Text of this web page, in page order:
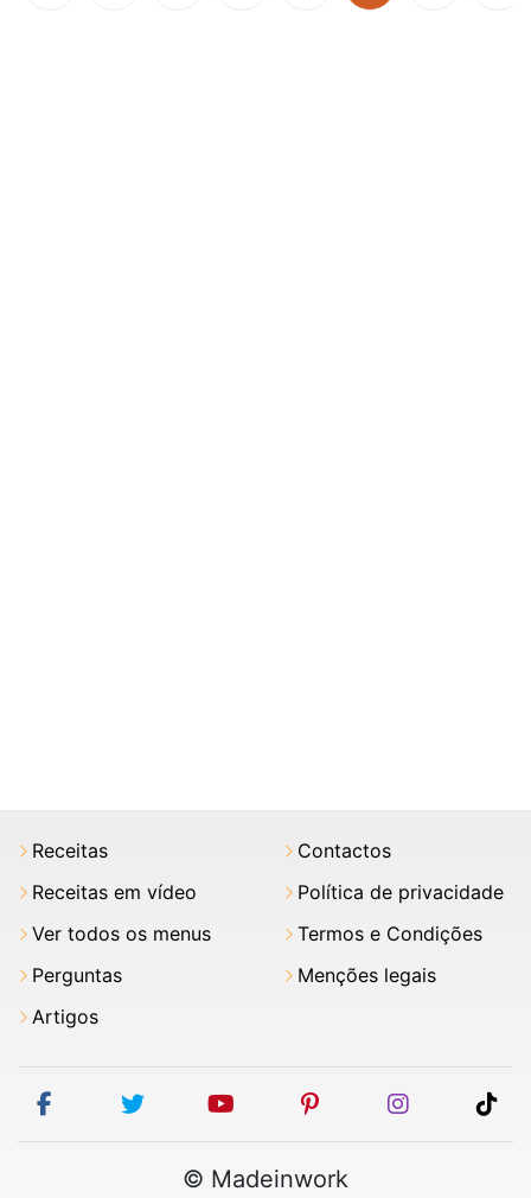
Receitas
Receitas em vídeo
Ver todos os menus
Perguntas
Artigos
Contactos
Política de privacidade
Termos e Condições
Menções legais
facebooktwitter youtubepinterestinstagram
© Madeinwork